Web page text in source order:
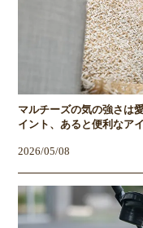
マルチーズの気の強さは
イント、あると便利なア
2026/05/08